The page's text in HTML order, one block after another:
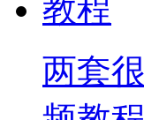
两套